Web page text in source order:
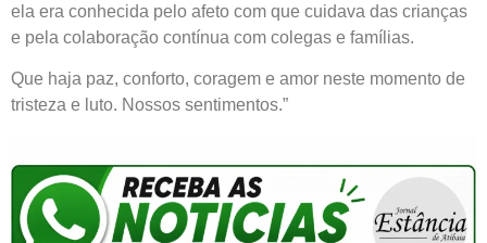
ela era conhecida pelo afeto com que cuidava das crianças
e pela colaboração contínua com colegas e famílias.
Que haja paz, conforto, coragem e amor neste momento de
tristeza e luto. Nossos sentimentos.”